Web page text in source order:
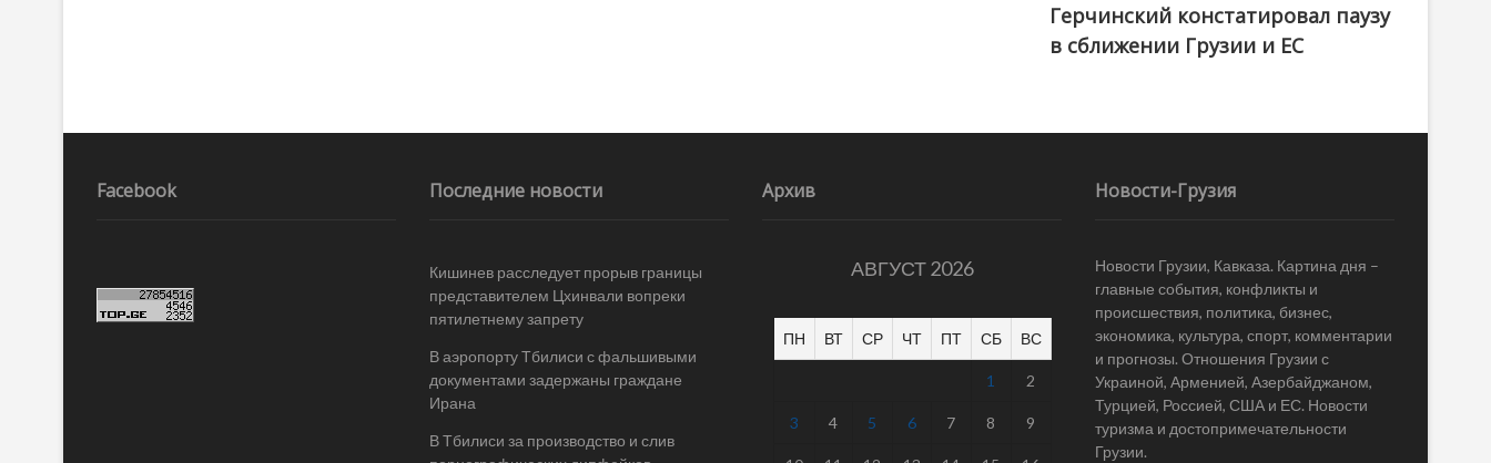
Герчинский констатировал паузу
в сближении Грузии и ЕС
Facebook Последние новости
Кишинев расследует прорыв границы
представителем Цхинвали вопреки
пятилетнему запрету
В аэропорту Тбилиси с фальшивыми
документами задержаны граждане
Ирана
В Тбилиси за производство и слив
Архив
АВГУСТ 2026
ПН ВТ СР ЧТ ПТ СБ ВС
1 2
3 4 5 6 7 8 9
Новости-Грузия
Новости Грузии, Кавказа. Картина дня –
главные события, конфликты и
происшествия, политика, бизнес,
экономика, культура, спорт, комментарии
и прогнозы. Отношения Грузии с
Украиной, Арменией, Азербайджаном,
Турцией, Россией, США и ЕС. Новости
туризма и достопримечательности
Грузии.